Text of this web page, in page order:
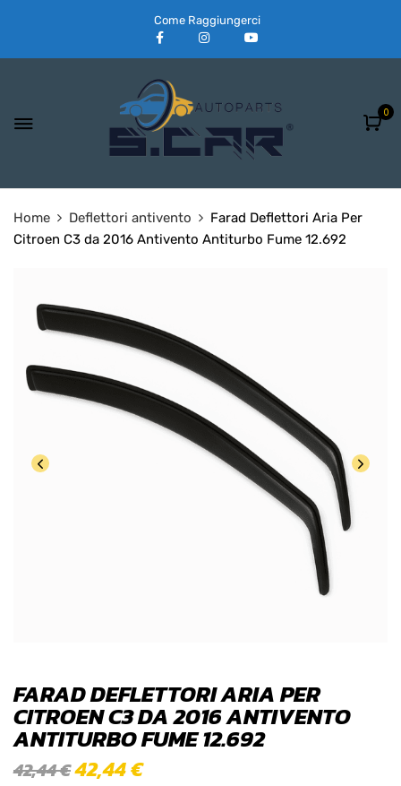
Come Raggiungerci
0
Home Deflettori antivento
Farad Deflettori Aria Per
Citroen C3 da 2016 Antivento Antiturbo Fume 12.692
FARAD DEFLETTORI ARIA PER
CITROEN C3 DA 2016 ANTIVENTO
ANTITURBO FUME 12.692
42,44€42,44€